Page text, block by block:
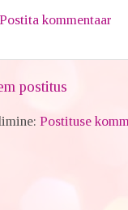
Postita kommentaar
postitus
Postituse